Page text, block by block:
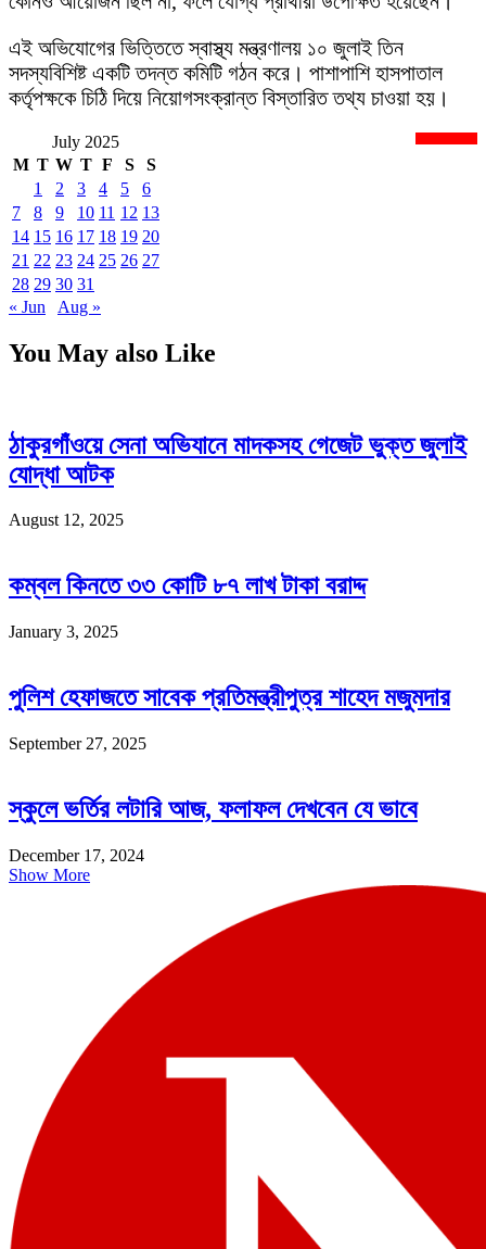
এই অভিযোগের ভিত্তিতে স্বাস্থ্য মন্ত্রণালয় ১০ জুলাই তিন
সদস্যবিশিষ্ট একটি তদন্ত কমিটি গঠন করে। পাশাপাশি হাসপাতাল
কর্তৃপক্ষকে চিঠি দিয়ে নিয়োগসংক্রান্ত বিস্তারিত তথ্য চাওয়া হয়।
July 2025
M T W T F S
S
1
2 3 4 5
6
7
8 9 10 11 12 13
14 15 16 17 18 19 20
21 22 23 24 25 26 27
28 29 30 31
« Jun
Aug »
You May also Like
ঠাকুরগাঁওয়ে সেনা অভিযানে মাদকসহ গেজেট ভুক্ত জুলাই
যোদ্ধা আটক
August 12, 2025
কম্বল কিনতে ৩৩ কোটি ৮৭ লাখ টাকা বরাদ্দ
January 3, 2025
পুলিশ হেফাজতে সাবেক প্রতিমন্ত্রীপুত্র শাহেদ মজুমদার
September 27, 2025
স্কুলে ভর্তির লটারি আজ, ফলাফল দেখবেন যে ভাবে
December 17, 2024
Show More